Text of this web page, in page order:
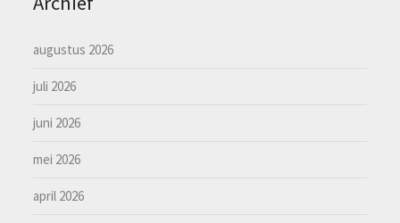
augustus 2026
juli 2026
juni 2026
mei 2026
april 2026